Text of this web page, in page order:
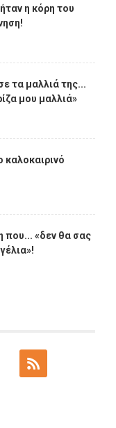
η κόρη του
τα μαλλιά της...
μου μαλλιά»
καλοκαιρινό
που... «δεν θα σας